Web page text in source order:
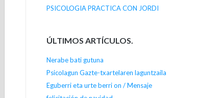
PSICOLOGIA PRACTICA CON JORDI
ÚLTIMOS ARTÍCULOS.
Nerabe bati gutuna
Psicolagun Gazte-txartelaren laguntzaila
Eguberri eta urte berri on / Mensaje